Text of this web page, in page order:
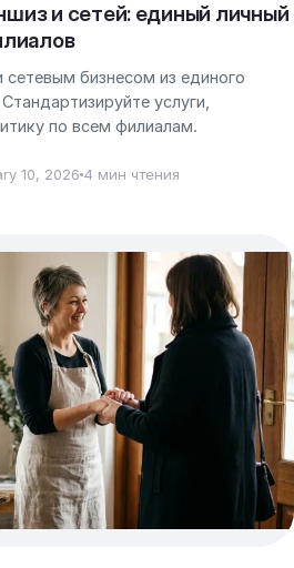
и сетей: единый личный
бизнесом из единого
услуги,
по всем филиалам.
10, 2026 4 мин чтения